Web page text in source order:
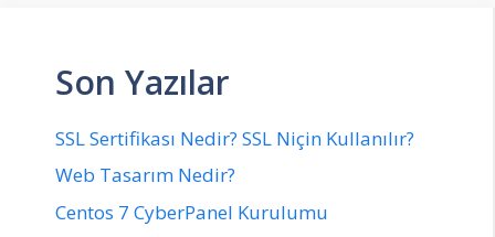
Son Yazılar
SSL Sertifikası Nedir? SSL Niçin Kullanılır?
Web Tasarım Nedir?
Centos 7 CyberPanel Kurulumu